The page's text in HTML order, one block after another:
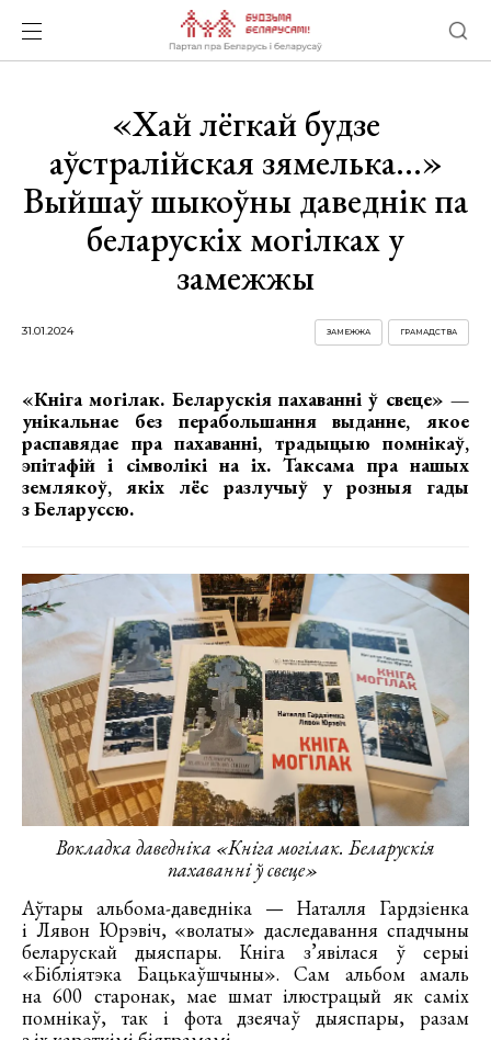
«Хай лёгкай будзе
аўстралійская зямелька...»
Выйшаў шыкоўны даведнік па
беларускіх могілках у
замежжы
31.01.2024 ГРАМАДСТВА
ЗАМЕЖЖА
«Кніга могілак. Беларускія пахаванні ў свеце» —
унікальнае без перабольшання выданне, якое
распавядае пра пахаванні, традыцыю помнікаў,
эпітафій і сімволікі на іх. Таксама пра нашых
землякоў, якіх лёс разлучыў у розныя гады
з Беларуссю.
Вокладка даведніка «Кніга могілак. Беларускія
пахаванні ў свеце»
Аўтары альбома-даведніка — Наталля Гардзіенка
і Лявон Юрэвіч, «волаты» даследавання спадчыны
беларускай дыяспары. Кніга з’явілася ў серыі
«Бібліятэка Бацькаўшчыны». Сам альбом амаль
на 600 старонак, мае шмат ілюстрацый як саміх
помнікаў, так і фота дзеячаў дыяспары, разам